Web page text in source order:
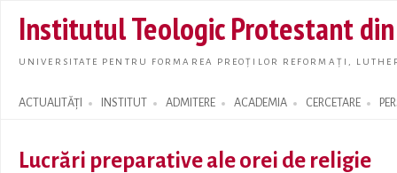
main
Institutul Teologic Protestant
UNIVERSITATE PENTRU FORMAREA PREOȚILOR REFORMAȚI,
ACTUALITĂȚI INSTITUT ADMITERE ACADEMIA CERCETARE
Search form
Lucrări preparative ale orei de religie